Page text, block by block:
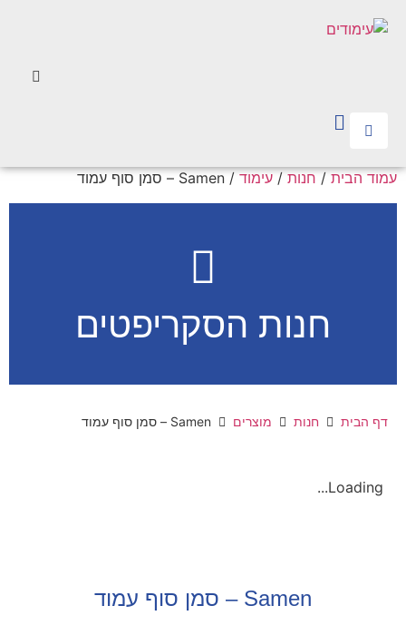
עמוד הבית / חנות / עימוד / Samen – סמן סוף עמוד
חנות הסקריפטים
דף הבית חנות מוצרים Samen – סמן סוף עמוד
Loading...
Samen – סמן סוף עמוד